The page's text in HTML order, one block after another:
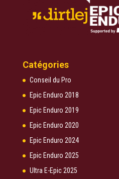
Catégories
Conseil du Pro
Epic Enduro 2018
Epic Enduro 2019
Epic Enduro 2020
Epic Enduro 2024
Epic Enduro 2025
Ultra E-Epic 2025